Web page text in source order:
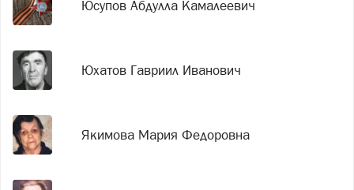
Юсупов Абдулла Камалеевич
Юхатов Гавриил Иванович
Якимова Мария Федоровна